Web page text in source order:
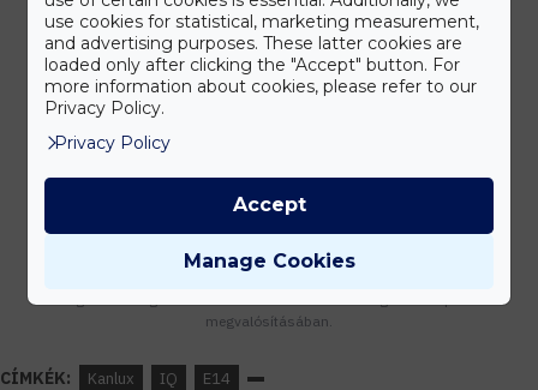
Kedvezmények
Vásárolj nagyobb mennyiségben és megadjuk a legjobb gyártói árakat.
Tanácsadás
megvalósításában.
CÍMKÉK: Kanlux IQ E14
use cookies for statistical, marketing measurement,
and advertising purposes. These latter cookies are
loaded only after clicking the "Accept" button. For
more information about cookies, please refer to our
Privacy Policy.
Privacy Policy
Manage Cookies
Accept